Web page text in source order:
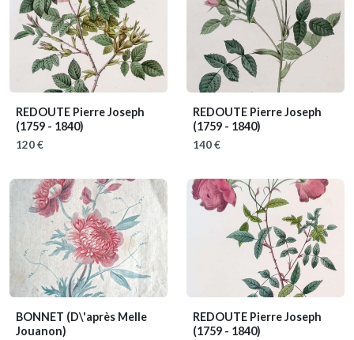
REDOUTE Pierre Joseph
(1759 - 1840)
120 €
REDOUTE Pierre Joseph
(1759 - 1840)
140 €
BONNET (D\'après Melle
Jouanon)
REDOUTE Pierre Joseph
(1759 - 1840)